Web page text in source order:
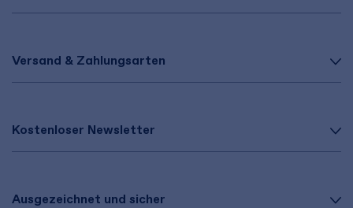
Versand & Zahlungsarten
Kostenloser Newsletter
Ausgezeichnet und sicher